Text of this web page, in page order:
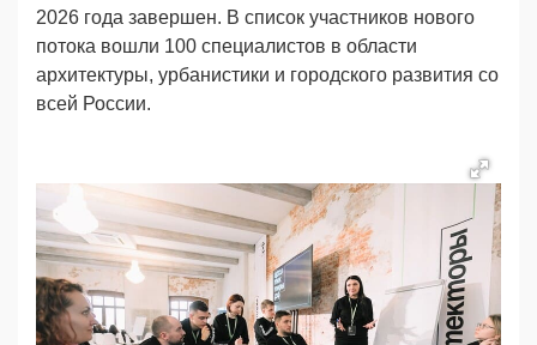
2026 года завершен. В список участников нового
потока вошли 100 специалистов в области
архитектуры, урбанистики и городского развития со
всей России.